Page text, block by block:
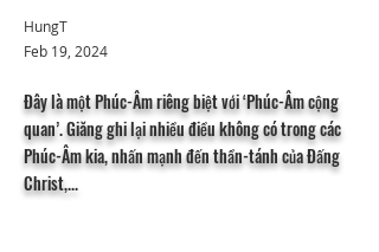
HungT
Feb 19, 2024
Đây là một Phúc-Âm riêng biệt với ‘Phúc-Âm cộng
quan’. Giăng ghi lại nhiều điều không có trong các
Phúc-Âm kia, nhấn mạnh đến thần-tánh của Đấng
Christ,...